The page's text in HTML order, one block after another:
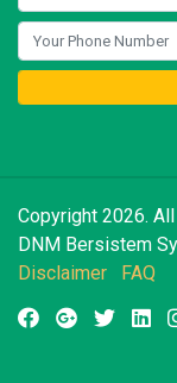
Copyright 2026.
DNM Bersistem
Disclaimer
FAQ